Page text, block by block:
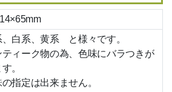
、白系、黄系 と様々です。
ィーク物の為、色味にバラつきが
。
指定は出来ません。
）